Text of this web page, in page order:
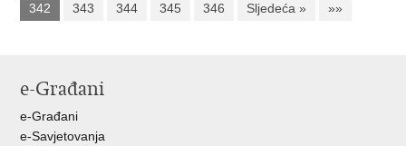
342
343 344 345 346 Sljedeća » »»
e-Građani
e-Građani
e-Savjetovanja